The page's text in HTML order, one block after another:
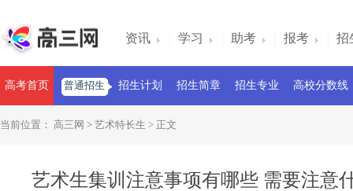
资讯 学习 助考 报考 招
高考首页 普通招生 招生计划 招生简章 招生专业 高校分数线
当前位置： 高三网 > 艺术特长生 > 正文
艺术生集训注意事项有哪些 需要注意